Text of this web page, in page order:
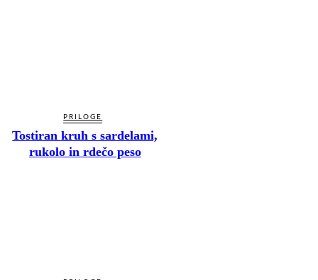
PRILOGE
Tostiran kruh s sardelami,
rukolo in rdečo peso